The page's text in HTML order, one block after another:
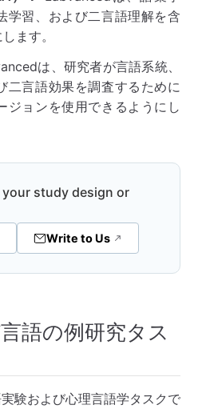
学習、および二言語理解を含
ます。
は、研究者が言語系統、
二言語効果を調査するために
ジョンを使用できるようにし
study design or
Write to Us
語の例研究タス
験および心理言語学タスクで